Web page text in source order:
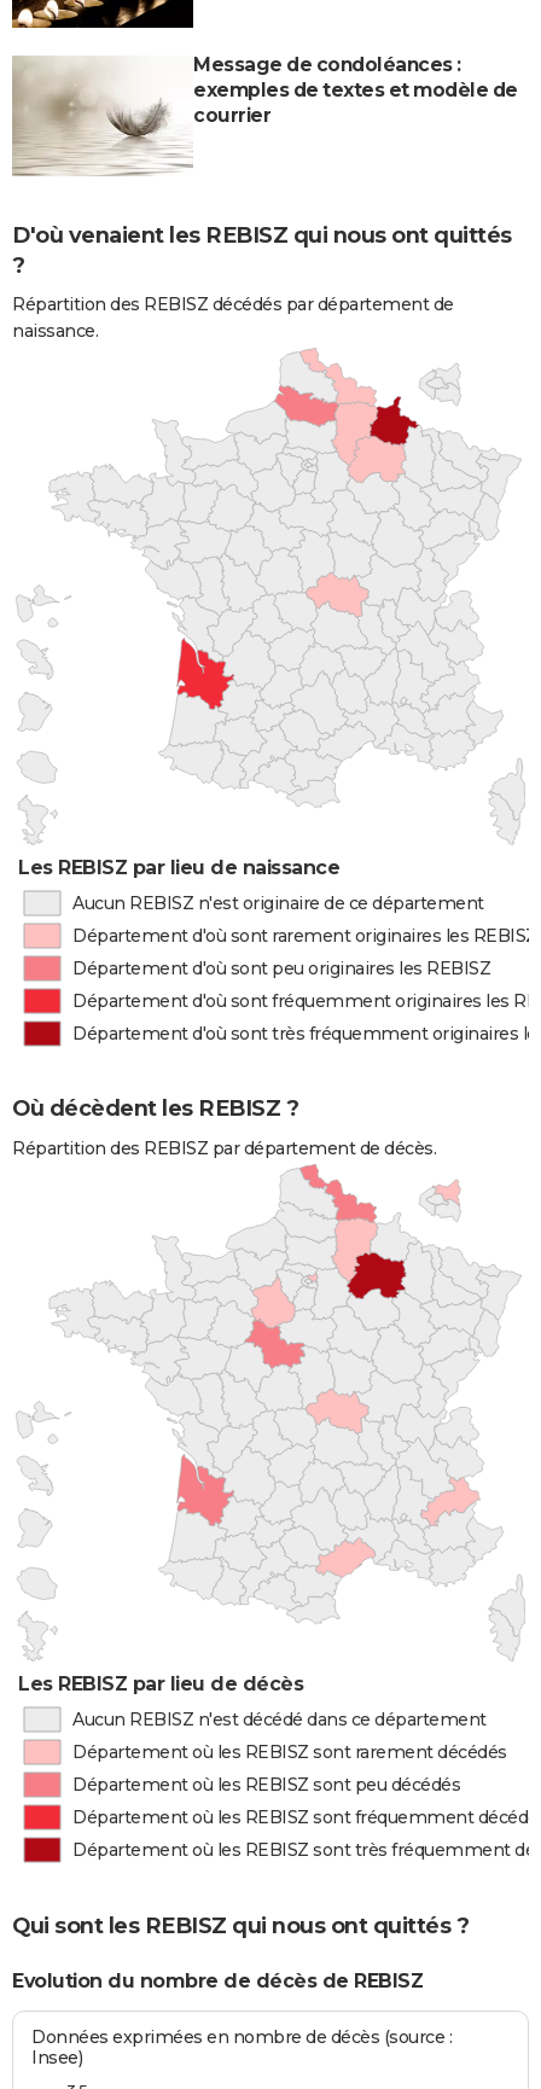
Message de condoléances :
exemples de textes et modèle de
courrier
D'où venaient les REBISZ qui nous ont quittés
?
Répartition des REBISZ décédés par département de
naissance.
Les REBISZ par lieu de naissance
Aucun REBISZ n'est originaire de ce département
Département d'où sont rarement originaires les REBISZ
Département d'où sont peu originaires les REBISZ
Département d'où sont fréquemment originaires les
Département d'où sont très fréquemment originaires
Où décèdent les REBISZ ?
Répartition des REBISZ par département de décès.
Les REBISZ par lieu de décès
Aucun REBISZ n'est décédé dans ce département
Département où les REBISZ sont rarement décédés
Département où les REBISZ sont peu décédés
Département où les REBISZ sont fréquemment
Département où les REBISZ sont très fréquemment
Qui sont les REBISZ qui nous ont quittés ?
Evolution du nombre de décès de REBISZ
Données exprimées en nombre de décès (source :
Insee)